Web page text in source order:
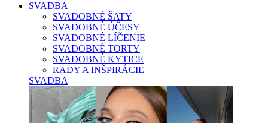
SVADBA
SVADOBNÉ ŠATY
SVADOBNÉ ÚČESY
SVADOBNÉ LÍČENIE
SVADOBNÉ TORTY
SVADOBNÉ KYTICE
RADY A INŠPIRÁCIE
SVADBA